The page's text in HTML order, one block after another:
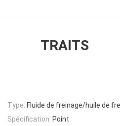
TRAITS
Type: Fluide de freinage/huile de
Spécification: Point